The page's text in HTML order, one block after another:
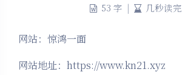
53 字 | 几秒读完
网站：惊鸿一面
网站地址：https://www.kn21.xyz